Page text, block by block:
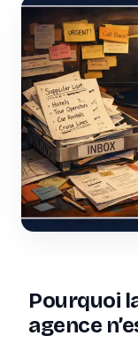
Pourquoi
agence